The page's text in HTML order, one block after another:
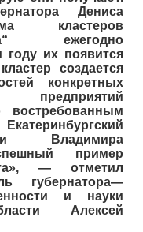
Дениса
кластеров
ежегодно
году их появится
создается
конкретных
Владимира
пример
— отметил
губернатора—
и науки
Алексей